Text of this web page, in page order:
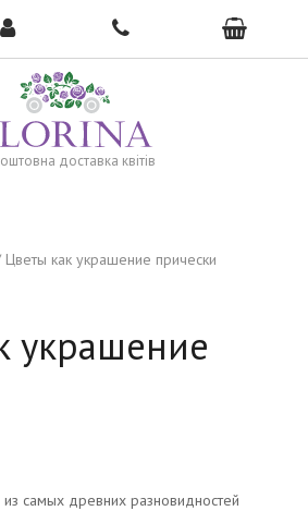
доставка квітів
→
Цветы как украшение прически
украшение
самых древних разновидностей